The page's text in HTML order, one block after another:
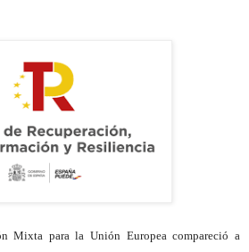
Mixta para la Unión Europea compareció a